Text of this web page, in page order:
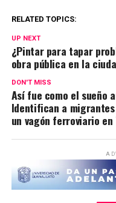
RELATED TOPICS:
UP NEXT
¿Pintar para tapar
obra pública en la
DON'T MISS
Así fue como el sueño
Identifican a
un vagón ferroviario en